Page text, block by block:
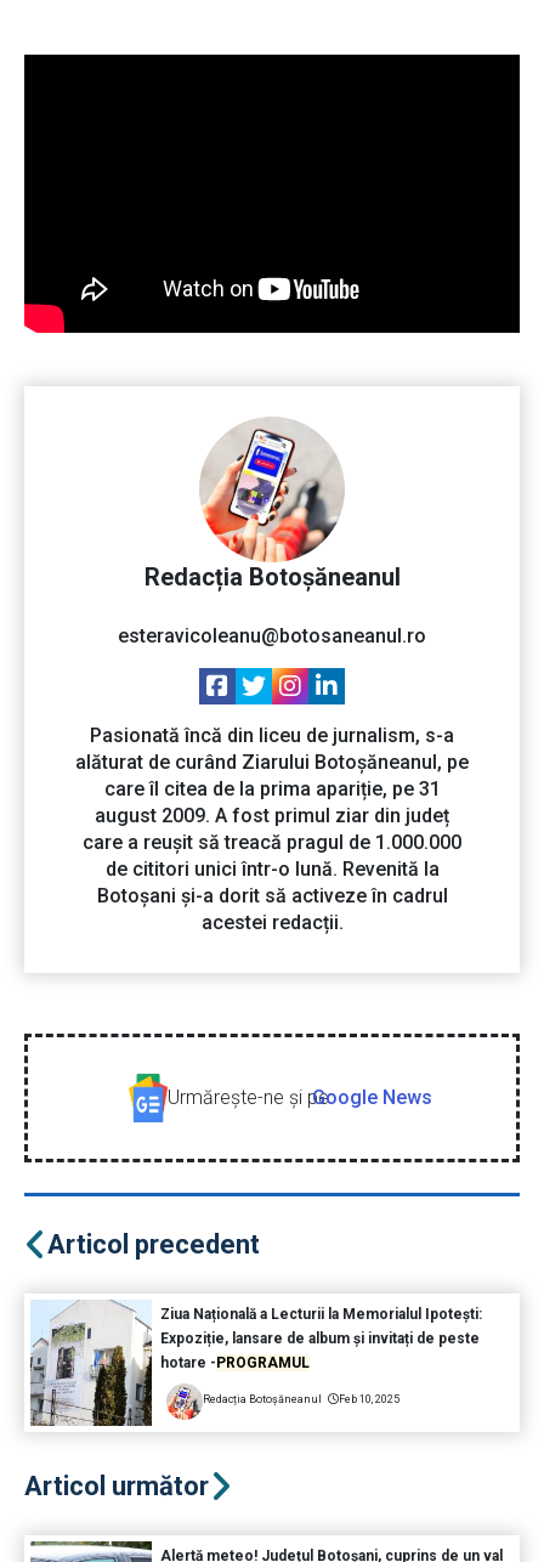
Redacția Botoșăneanul
esteravicoleanu@botosaneanul.ro
Pasionată încă din liceu de jurnalism, s-a
alăturat de curând Ziarului Botoșăneanul, pe
care îl citea de la prima apariție, pe 31
august 2009. A fost primul ziar din județ
care a reușit să treacă pragul de 1.000.000
de cititori unici într-o lună. Revenită la
Botoșani și-a dorit să activeze în cadrul
acestei redacții.
Urmăreşte-ne şi peGoogle News
Articol precedent
Ziua Națională a Lecturii la Memorialul Ipotești:
Expoziție, lansare de album și invitați de peste
hotare -PROGRAMUL
Redacția Botoșăneanul Feb 10, 2025
Articol următor
Alertă meteo! Județul Botoșani, cuprins de un val